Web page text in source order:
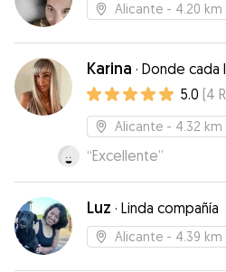
Alicante - 4.20 km
Karina · Donde cada
5.0 (4
Alicante - 4.32 km
“Excellente”
Luz · Linda compañía
Alicante - 4.39 km